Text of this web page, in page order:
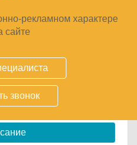
рекламном характере
сайте
звонок